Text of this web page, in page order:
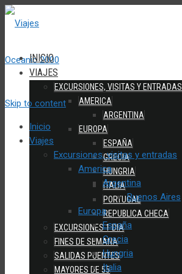
INICIO
VIAJES
EXCURSIONES, VISITAS Y ENTRADAS
AMERICA
ARGENTINA
EUROPA
ESPAÑA
GRECIA
HUNGRIA
ITALIA
PORTUGAL
REPUBLICA CHECA
EXCURSIONES 1 DIA
FINES DE SEMANA
SALIDAS PUENTES
MAYORES DE 55
Skip to content
Inicio
Viajes
Excursiones, visitas y entradas
America
Argentina
Buenos Aires
Europa
España
Grecia
Hungria
Italia